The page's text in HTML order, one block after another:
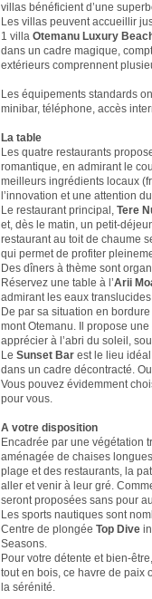
villas bénéficient d’une
Les villas peuvent accueillir
1 villa Otemanu Luxury
dans un cadre magique,
extérieurs comprennent
Les équipements standards
minibar, téléphone, accès
La table
Les quatre restaurants
romantique, en admirant le
meilleurs ingrédients locaux
l’innovation et une attention
Le restaurant principal, Tere
et, dès le matin, un petit-
restaurant au toit de chaume
qui permet de profiter
Des dîners à thème sont
Réservez une table à l’Arii
admirant les eaux
De par sa situation en
mont Otemanu. Il propose
apprécier à l’abri du soleil,
Le Sunset Bar est le lieu
dans un cadre décontracté.
Vous pouvez évidemment
pour vous.
A votre disposition
Encadrée par une végétation
aménagée de chaises
plage et des restaurants, la
aller et venir à leur gré.
seront proposées sans pour
Les sports nautiques sont
Centre de plongée Top Dive
Seasons.
Pour votre détente et bien-
tout en bois, ce havre de paix
la sérénité.